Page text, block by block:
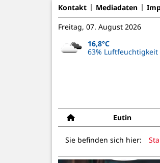
Kontakt Mediadaten
Freitag, 07. August 2026
16,8°C
63% Luftfeuchtigkeit
Eutin
Sie befinden sich hier: